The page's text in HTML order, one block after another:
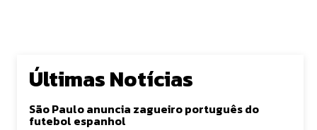
Últimas Notícias
São Paulo anuncia zagueiro português do
futebol espanhol